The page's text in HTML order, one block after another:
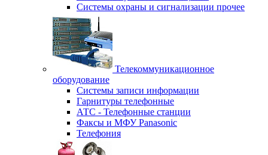
Системы охраны и сигнализации прочее
Телекоммуникационное
оборудование
Системы записи информации
Гарнитуры телефонные
АТС - Телефонные станции
Факсы и МФУ Panasonic
Телефония